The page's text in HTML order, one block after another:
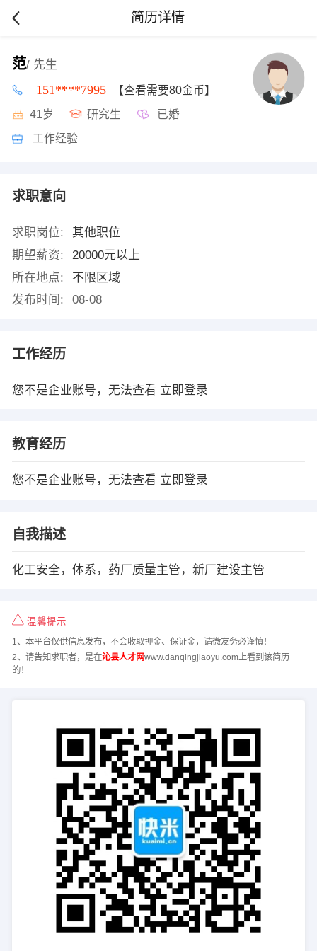
简历详情
范/ 先生
151****7995 【查看需要80金币】
41岁 研究生 已婚
工作经验
求职意向
求职岗位:
其他职位
期望薪资:
20000元以上
所在地点:
不限区域
发布时间:
08-08
工作经历
您不是企业账号，无法查看 立即登录
教育经历
您不是企业账号，无法查看 立即登录
自我描述
化工安全，体系，药厂质量主管，新厂建设主管
温馨提示
1、本平台仅供信息发布，不会收取押金、保证金，请微友务必谨慎！
2、请告知求职者，是在沁县人才网www.danqingjiaoyu.com上看到该简历
的！